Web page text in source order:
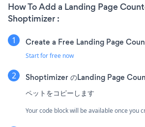
How To Add a Landing Page
Shoptimizer :
Create a Free Landing Page
Start for free now
Shoptimizer のLanding Page
ペットをコピーします
Your code block will be available once you